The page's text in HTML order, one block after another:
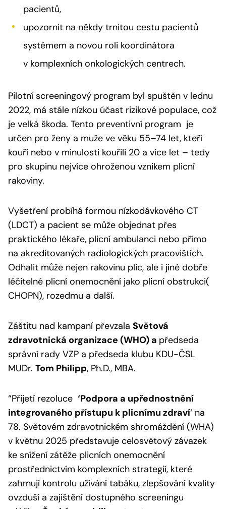
pacientů,
upozornit na někdy trnitou cestu pacientů
systémem a novou roli koordinátora
v komplexních onkologických centrech.
Pilotní screeningový program byl spuštěn v lednu
2022, má stále nízkou účast rizikové populace, což
je velká škoda. Tento preventivní program je
určen pro ženy a muže ve věku 55–74 let, kteří
kouří nebo v minulosti kouřili 20 a více let – tedy
pro skupinu nejvíce ohroženou vznikem plicní
rakoviny.
Vyšetření probíhá formou nízkodávkového CT
(LDCT) a pacient se může objednat přes
praktického lékaře, plicní ambulanci nebo přímo
na akreditovaných radiologických pracovištích.
Odhalit může nejen rakovinu plic, ale i jiné dobře
léčitelné plicní onemocnění jako plicní obstrukci(
CHOPN), rozedmu a další.
Záštitu nad kampaní převzala Světová
zdravotnická organizace (WHO) a předseda
správní rady VZP a předseda klubu KDU-ČSL
MUDr. Tom Philipp, Ph.D., MBA.
“Přijetí rezoluce ‘Podpora a upřednostnění
integrovaného přístupu k plicnímu zdraví‘ na
78. Světovém zdravotnickém shromáždění (WHA)
v květnu 2025 představuje celosvětový závazek
ke snížení zátěže plicních onemocnění
prostřednictvím komplexních strategií, které
zahrnují kontrolu užívání tabáku, zlepšování kvality
ovzduší a zajištění dostupného screeningu